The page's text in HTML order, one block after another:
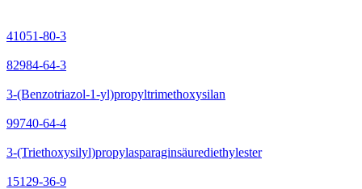
41051-80-3
82984-64-3
3-(Benzotriazol-1-yl)propyltrimethoxysilan
99740-64-4
3-(Triethoxysilyl)propylasparaginsäurediethylester
15129-36-9